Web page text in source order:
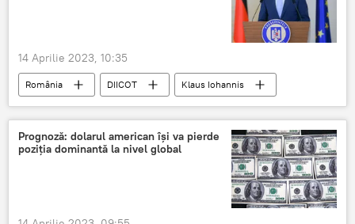
14 Aprilie 2023, 10:35
România DIICOT
Klaus Iohannis
România
Prognoză: dolarul american îşi va pierde
poziţia dominantă la nivel global